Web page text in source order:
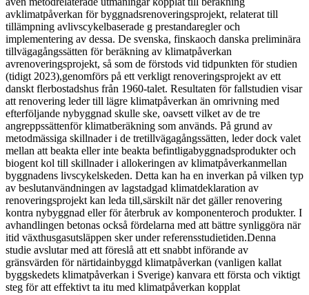
avklimatpåverkan för byggnadsrenoveringsprojekt, relaterat till
tillämpning avlivscykelbaserade g prestandaregler och
implementering av dessa. De svenska, finskaoch danska preliminära
tillvägagångssätten för beräkning av klimatpåverkan
avrenoveringsprojekt, så som de förstods vid tidpunkten för studien
(tidigt 2023),genomförs på ett verkligt renoveringsprojekt av ett
danskt flerbostadshus från 1960-talet. Resultaten för fallstudien visar
att renovering leder till lägre klimatpåverkan än omrivning med
efterföljande nybyggnad skulle ske, oavsett vilket av de tre
angreppssättenför klimatberäkning som används. På grund av
metodmässiga skillnader i de tretillvägagångssätten, leder dock valet
mellan att beakta eller inte beakta befintligabyggnadsprodukter och
biogent kol till skillnader i allokeringen av klimatpåverkanmellan
byggnadens livscykelskeden. Detta kan ha en inverkan på vilken typ
av beslutanvändningen av lagstadgad klimatdeklaration av
renoveringsprojekt kan leda till,särskilt när det gäller renovering
kontra nybyggnad eller för återbruk av komponenteroch produkter. I
avhandlingen betonas också fördelarna med att bättre synliggöra när
itid växthusgasutsläppen sker under referensstudietiden.Denna
studie avslutar med att föreslå att ett snabbt införande av
gränsvärden för närtidainbyggd klimatpåverkan (vanligen kallat
byggskedets klimatpåverkan i Sverige) kanvara ett första och viktigt
steg för att effektivt ta itu med klimatpåverkan kopplat